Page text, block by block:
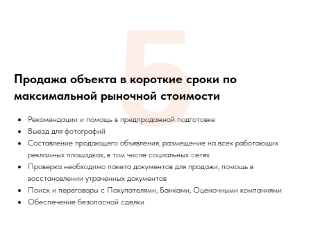
Продажа объекта в короткие сроки по
максимальной рыночной стоимости
Рекомендации и помощь в предпродажной подготовке
Выезд для фотографий
Составление продающего объявления, размещение на всех работающих
рекламных площадках, в том числе социальных сетях
Проверка необходимо пакета документов для продажи, помощь в
восстановлении утраченных документов
Поиск и переговоры с Покупателями, Банками, Оценочными компаниями
Обеспечение безопасной сделки
5